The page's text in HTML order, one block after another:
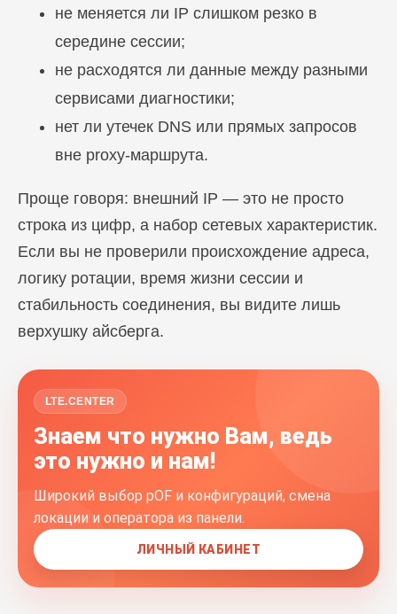
не меняется ли IP слишком резко в
середине сессии;
не расходятся ли данные между разными
сервисами диагностики;
нет ли утечек DNS или прямых запросов
вне proxy-маршрута.
Проще говоря: внешний IP — это не просто
строка из цифр, а набор сетевых характеристик.
Если вы не проверили происхождение адреса,
логику ротации, время жизни сессии и
стабильность соединения, вы видите лишь
верхушку айсберга.
LTE.CENTER
Знаем что нужно Вам, ведь
это нужно и нам!
Широкий выбор pOF и конфигураций, смена
локации и оператора из панели.
ЛИЧНЫЙ КАБИНЕТ